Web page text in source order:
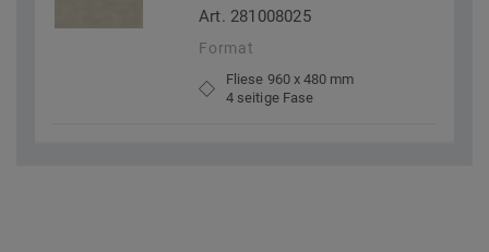
Art. 281008025
Format
Fliese 960 x 480 mm
4 seitige Fase